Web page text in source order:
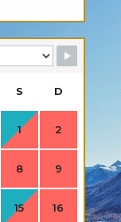
S D
1 2
8 9
15 16